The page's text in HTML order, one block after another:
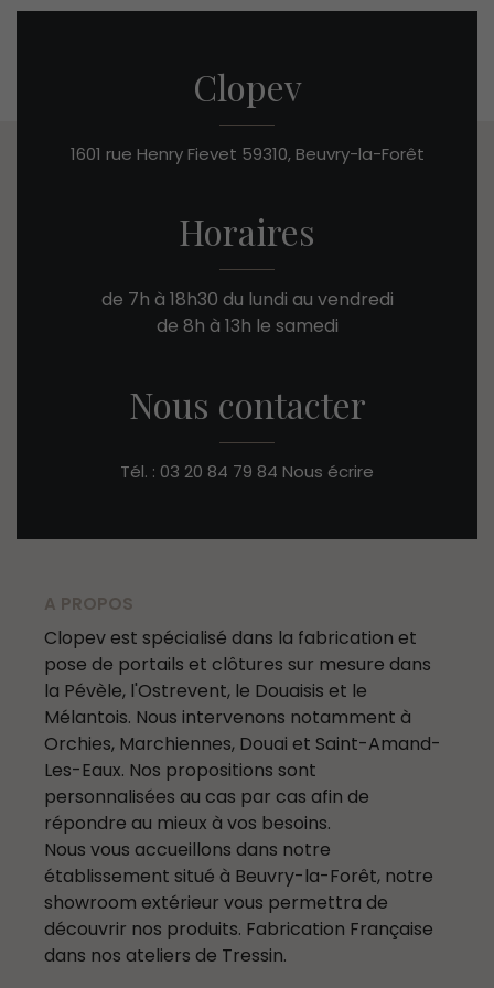
Clopev
1601 rue Henry Fievet 59310, Beuvry-la-Forêt
Horaires
de 7h à 18h30 du lundi au vendredi
de 8h à 13h le samedi
Nous contacter
Tél. : 03 20 84 79 84 Nous écrire
A PROPOS
Clopev est spécialisé dans la fabrication et
pose de portails et clôtures sur mesure dans
la Pévèle, l'Ostrevent, le Douaisis et le
Mélantois. Nous intervenons notamment à
Orchies, Marchiennes, Douai et Saint-Amand-
Les-Eaux. Nos propositions sont
personnalisées au cas par cas afin de
répondre au mieux à vos besoins.
Nous vous accueillons dans notre
établissement situé à Beuvry-la-Forêt, notre
showroom extérieur vous permettra de
découvrir nos produits. Fabrication Française
dans nos ateliers de Tressin.